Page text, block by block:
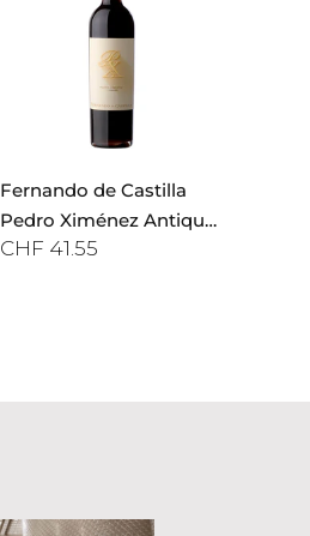
Fernando de Castilla
Pedro Ximénez Antique
Sherry 50 CL
CHF 41.55